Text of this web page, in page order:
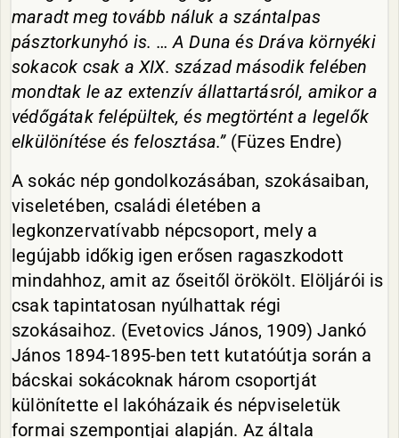
maradt meg tovább náluk a szántalpas
pásztorkunyhó is. … A Duna és Dráva környéki
sokacok csak a XIX. század második felében
mondtak le az extenzív állattartásról, amikor a
védőgátak felépültek, és megtörtént a legelők
elkülönítése és felosztása.”(Füzes Endre)
A sokác nép gondolkozásában, szokásaiban,
viseletében, családi életében a
legkonzervatívabb népcsoport, mely a
legújabb időkig igen erősen ragaszkodott
mindahhoz, amit az őseitől örökölt. Elöljárói is
csak tapintatosan nyúlhattak régi
szokásaihoz. (Evetovics János, 1909) Jankó
János 1894-1895-ben tett kutatóútja során a
bácskai sokácoknak három csoportját
különítette el lakóházaik és népviseletük
formai szempontjai alapján. Az általa